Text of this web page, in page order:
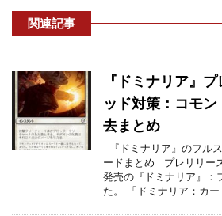
関連記事
『ドミナリア』
ッド対策：コモ
去まとめ
『ドミナリア』のフル
ードまとめ プレリリー
発売の『ドミナリア』：
た。 「ドミナリア：カー